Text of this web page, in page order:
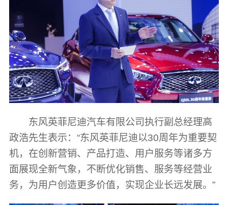
东风英菲尼迪汽车有限公司执行副总经理高
政浩先生表示：“东风英菲尼迪以30周年为重要契
机，在创新营销、产品打造、用户服务等诸多方
面展现全新气象，不断优化销售、服务等经营业
务，为用户创造更多价值，实现企业长远发展。”